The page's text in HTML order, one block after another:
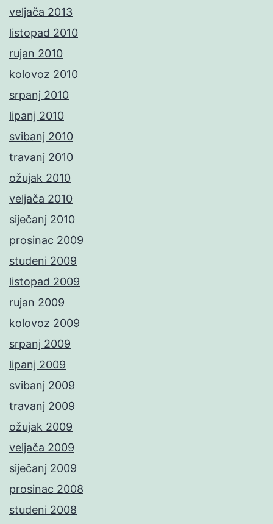
veljača 2013
listopad 2010
rujan 2010
kolovoz 2010
srpanj 2010
lipanj 2010
svibanj 2010
travanj 2010
ožujak 2010
veljača 2010
siječanj 2010
prosinac 2009
studeni 2009
listopad 2009
rujan 2009
kolovoz 2009
srpanj 2009
lipanj 2009
svibanj 2009
travanj 2009
ožujak 2009
veljača 2009
siječanj 2009
prosinac 2008
studeni 2008